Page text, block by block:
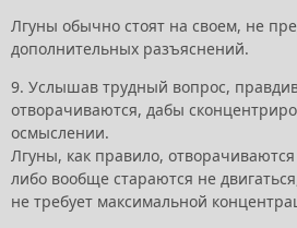
Лгуны обычно стоят на своем, не
дополнительных разъяснений.
9. Услышав трудный вопрос,
отворачиваются, дабы
осмыслении.
Лгуны, как правило,
либо вообще стараются не
не требует максимальной